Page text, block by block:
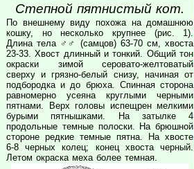
Степной пятнистый кот.
По внешнему виду похожа на домашнюю
кошку, но несколько крупнее (рис. 1).
Длина тела ♂♂ (самцов) 63-70 см, хвоста
23-33. Хвост длинный и тонкий. Общий тон
окраски зимой серовато-желтоватый
сверху и грязно-белый снизу, начиная от
подбородка и до брюха. Спинная сторона
равномерно усеяна круглыми черными
пятнами. Верх головы испещрен мелкими
бурыми пятнышками. На затылке 4
продольные темные полоски. На брюшной
стороне редкие темные пятна. На хвосте
6-8 черных колец; конец хвоста черный.
Летом окраска меха более темная.